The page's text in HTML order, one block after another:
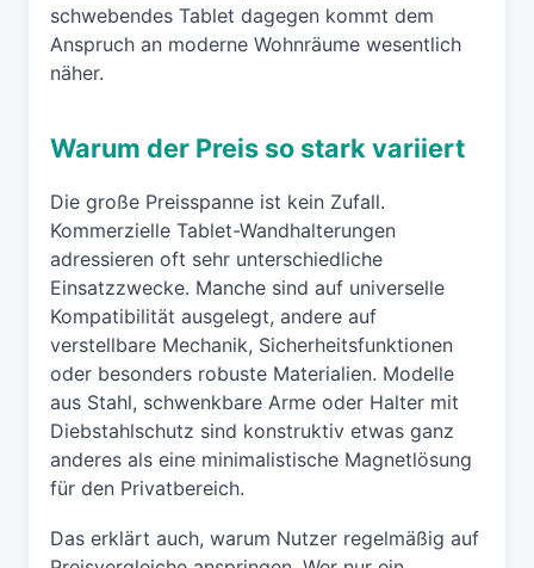
schwebendes Tablet dagegen kommt dem
Anspruch an moderne Wohnräume wesentlich
näher.
Warum der Preis so stark variiert
Die große Preisspanne ist kein Zufall.
Kommerzielle Tablet-Wandhalterungen
adressieren oft sehr unterschiedliche
Einsatzzwecke. Manche sind auf universelle
Kompatibilität ausgelegt, andere auf
verstellbare Mechanik, Sicherheitsfunktionen
oder besonders robuste Materialien. Modelle
aus Stahl, schwenkbare Arme oder Halter mit
Diebstahlschutz sind konstruktiv etwas ganz
anderes als eine minimalistische Magnetlösung
für den Privatbereich.
Das erklärt auch, warum Nutzer regelmäßig auf